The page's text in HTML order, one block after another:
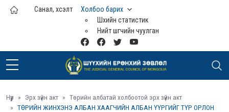
Үндсэн агуулга руу шилжих
Санал, хүсэлт
Холбоо барих
Шүүхийн статистик
Нийт шүүгчийн чуулган
Нүүр Эрх зүйн акт
Төрийн албатай холбоотой эрх зүйн акт
ТӨРИЙН ЖИНХЭНЭ АЛБАН ХААГЧИЙН АЛБАН ҮҮРГИЙГ ТҮР ОРЛОН